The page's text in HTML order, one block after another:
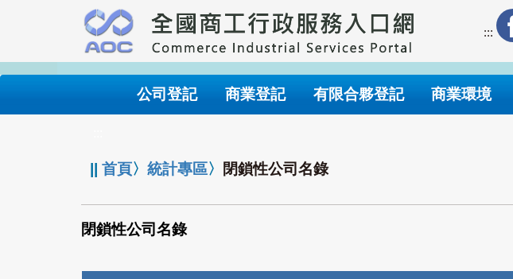
要
內
:::
公司登記 商業登記 有限合夥登記 商業環境
||首頁〉統計專區〉 閉鎖性公司名錄
閉鎖性公司名錄